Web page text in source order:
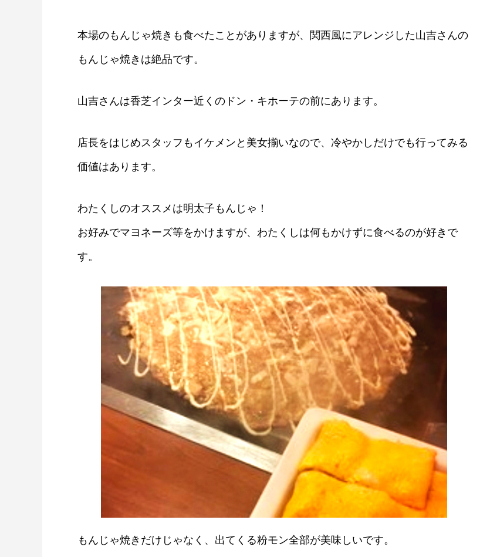
本場のもんじゃ焼きも食べたことがありますが、関西風にアレンジした山吉さんの
もんじゃ焼きは絶品です。
山吉さんは香芝インター近くのドン・キホーテの前にあります。
店長をはじめスタッフもイケメンと美女揃いなので、冷やかしだけでも行ってみる
価値はあります。
わたくしのオススメは明太子もんじゃ！
お好みでマヨネーズ等をかけますが、わたくしは何もかけずに食べるのが好きで
す。
もんじゃ焼きだけじゃなく、出てくる粉モン全部が美味しいです。
香芝にうまいもんあり！卯之庵の絶品親
子丼
2020.09.07
香芝市商工会女性部設立総会が開かれま
した！
2021.07.07